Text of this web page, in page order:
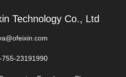
Technology Co., Ltd
755-23191990